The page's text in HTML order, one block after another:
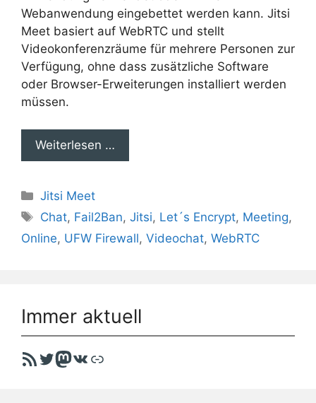
Webanwendung eingebettet werden kann. Jitsi
Meet basiert auf WebRTC und stellt
Videokonferenzräume für mehrere Personen zur
Verfügung, ohne dass zusätzliche Software
oder Browser-Erweiterungen installiert werden
müssen.
Weiterlesen …
Kategorien
Jitsi Meet
Schlagwörter
Chat, Fail2Ban,Jitsi, Let´s Encrypt, Meeting,
Online, UFW Firewall, Videochat, WebRTC
Immer aktuell
RSS-FeedTwitter
Mastodon
VKLink